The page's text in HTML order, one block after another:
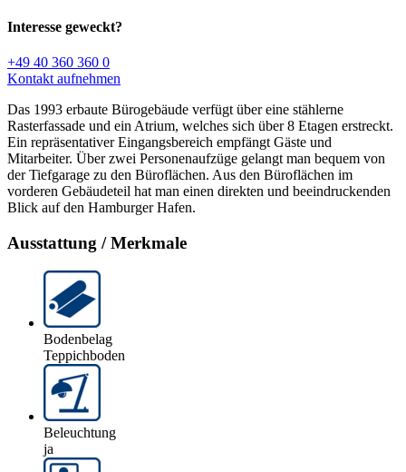
Interesse geweckt?
+49 40 360 360 0
Kontakt aufnehmen
Das 1993 erbaute Bürogebäude verfügt über eine stählerne
Rasterfassade und ein Atrium, welches sich über 8 Etagen erstreckt.
Ein repräsentativer Eingangsbereich empfängt Gäste und
Mitarbeiter. Über zwei Personenaufzüge gelangt man bequem von
der Tiefgarage zu den Büroflächen. Aus den Büroflächen im
vorderen Gebäudeteil hat man einen direkten und beeindruckenden
Blick auf den Hamburger Hafen.
Ausstattung / Merkmale
Bodenbelag
Teppichboden
Beleuchtung
ja